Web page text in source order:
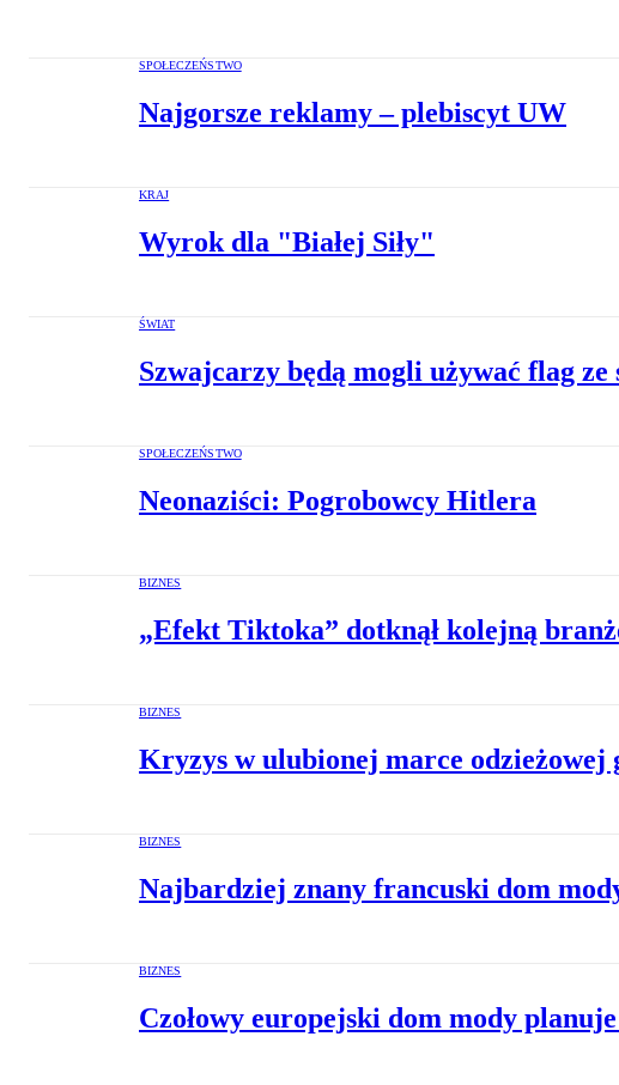
SPOŁECZEŃSTWO
Najgorsze reklamy – plebiscyt UW
KRAJ
Wyrok dla "Białej Siły"
ŚWIAT
Szwajcarzy będą mogli używać flag ze
SPOŁECZEŃSTWO
Neonaziści: Pogrobowcy Hitlera
BIZNES
„Efekt Tiktoka” dotknął kolejną
BIZNES
Kryzys w ulubionej marce
BIZNES
Najbardziej znany francuski dom
BIZNES
Czołowy europejski dom mody